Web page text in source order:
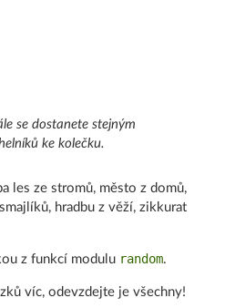
se dostanete stejným
ke kolečku.
les ze stromů, město z domů,
hradbu z věží, zikkurat
z funkcí modulu random.
víc, odevzdejte je všechny!